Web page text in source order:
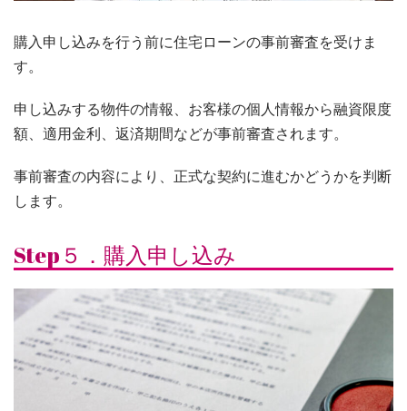
購入申し込みを行う前に住宅ローンの事前審査を受けま
す。
申し込みする物件の情報、お客様の個人情報から融資限度
額、適用金利、返済期間などが事前審査されます。
事前審査の内容により、正式な契約に進むかどうかを判断
します。
Step５．購入申し込み